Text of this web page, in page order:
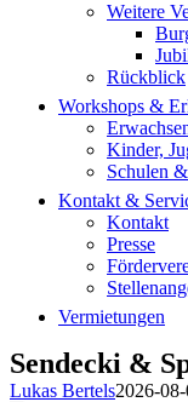
Weitere
Rückblick
Workshops &
Kinder,
Schulen
Kontakt &
Kontakt
Presse
Vermietungen
Sendecki &
Lukas Bertels2026-